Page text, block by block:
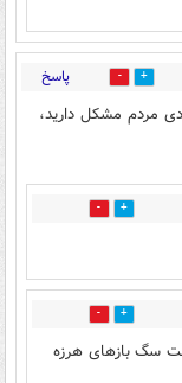
7 پاسخ
مردم مشکل دارید،
14
22